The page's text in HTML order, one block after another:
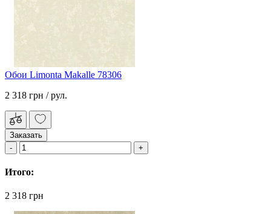
Обои Limonta Makalle 78306
2 318 грн / рул.
Заказать
Итого:
2 318 грн